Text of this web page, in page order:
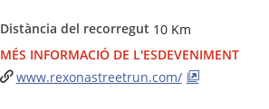
Distància del recorregut 10 Km
MÉS INFORMACIÓ DE L'ESDEVENIMENT
www.rexonastreetrun.com/